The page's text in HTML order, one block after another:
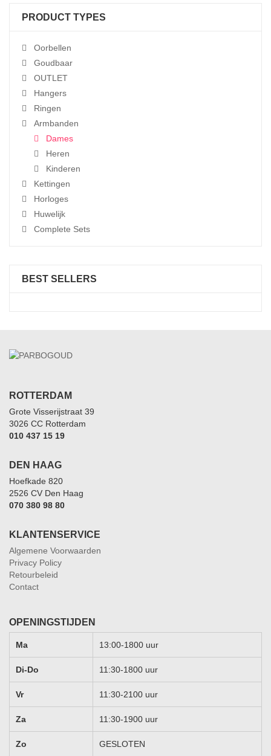
PRODUCT TYPES
Oorbellen
Goudbaar
OUTLET
Hangers
Ringen
Armbanden
Dames
Heren
Kinderen
Kettingen
Horloges
Huwelijk
Complete Sets
BEST SELLERS
ROTTERDAM
Grote Visserijstraat 39
3026 CC Rotterdam
010 437 15 19
DEN HAAG
Hoefkade 820
2526 CV Den Haag
070 380 98 80
KLANTENSERVICE
Algemene Voorwaarden
Privacy Policy
Retourbeleid
Contact
OPENINGSTIJDEN
Ma 13:00-1800 uur
Di-Do 11:30-1800 uur
Vr 11:30-2100 uur
Za 11:30-1900 uur
Zo GESLOTEN